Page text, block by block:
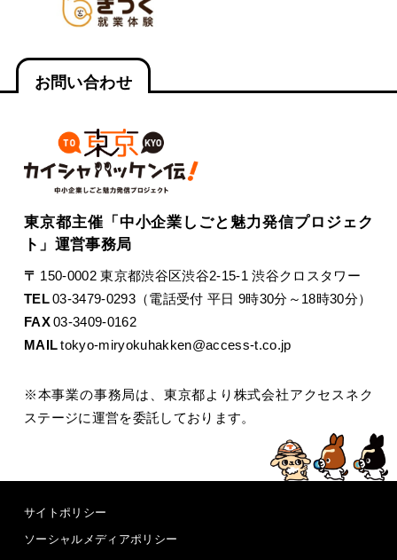
お問い合わせ
東京都主催「中小企業しごと魅力発信プロジェク
ト」運営事務局
〒 150-0002 東京都渋谷区渋谷2-15-1 渋谷クロスタワー
TEL03-3479-0293（電話受付 平日 9時30分～18時30分）
FAX03-3409-0162
MAIL tokyo-miryokuhakken@access-t.co.jp
※本事業の事務局は、東京都より株式会社アクセスネク
ステージに運営を委託しております。
サイトポリシー
ソーシャルメディアポリシー